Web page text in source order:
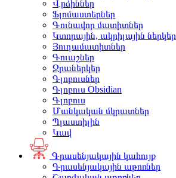
Վրձիններ
Ֆլոմաստերներ
Գունավոր մատիտներ
Կտորային, ակրիլային ներկեր
Յուղամատիտներ
Գուաշներ
Ջրաներկեր
Գլոբուսներ
Գլոբուս Obsidian
Գլոբուս
Մանկական մկրատներ
Պլաստիլին
Կավ
Գրասենյակային կահույք
Գրասենյակային աթոռներ